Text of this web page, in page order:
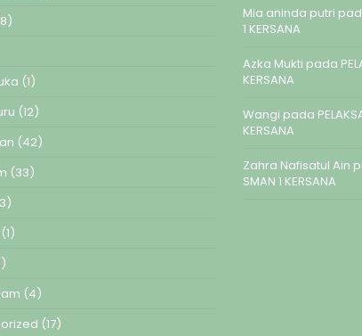
(1)
(12)
(42)
(33)
(4)
(17)
Mia aninda putri
1 KERSANA
Azka Mukti pada
KERSANA
Wangi pada
KERSANA
Zahra Nafisatul Ain
SMAN 1 KERSANA